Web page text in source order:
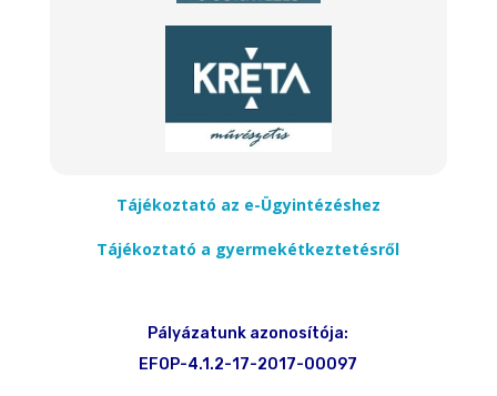
Tájékoztató az e-Ügyintézéshez
Tájékoztató a gyermekétkeztetésről
Pályázatunk azonosítója:
EFOP-4.1.2-17-2017-00097